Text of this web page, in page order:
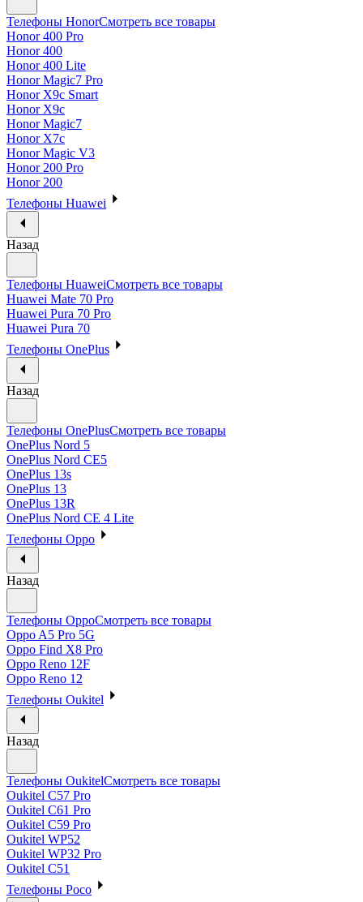
Телефоны HonorСмотреть все товары
Honor 400 Pro
Honor 400
Honor 400 Lite
Honor Magic7 Pro
Honor X9c Smart
Honor X9c
Honor Magic7
Honor X7c
Honor Magic V3
Honor 200 Pro
Honor 200
Телефоны Huawei
Назад
Телефоны HuaweiСмотреть все товары
Huawei Mate 70 Pro
Huawei Pura 70 Pro
Huawei Pura 70
Телефоны OnePlus
Назад
Телефоны OnePlusСмотреть все товары
OnePlus Nord 5
OnePlus Nord CE5
OnePlus 13s
OnePlus 13
OnePlus 13R
OnePlus Nord CE 4 Lite
Телефоны Oppo
Назад
Телефоны OppoСмотреть все товары
Oppo A5 Pro 5G
Oppo Find X8 Pro
Oppo Reno 12F
Oppo Reno 12
Телефоны Oukitel
Назад
Телефоны OukitelСмотреть все товары
Oukitel C57 Pro
Oukitel C61 Pro
Oukitel C59 Pro
Oukitel WP52
Oukitel WP32 Pro
Oukitel C51
Телефоны Poco